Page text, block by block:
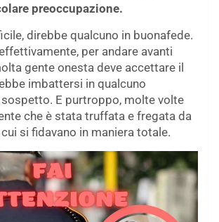
preoccupazione.
direbbe qualcuno in buonafede.
per andare avanti
gente onesta deve accettare il
imbattersi in qualcuno
E purtroppo, molte volte
che è stata truffata e fregata da
si fidavano in maniera totale.